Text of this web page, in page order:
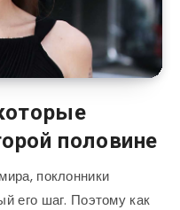
половине
поклонники
его шаг. Поэтому как